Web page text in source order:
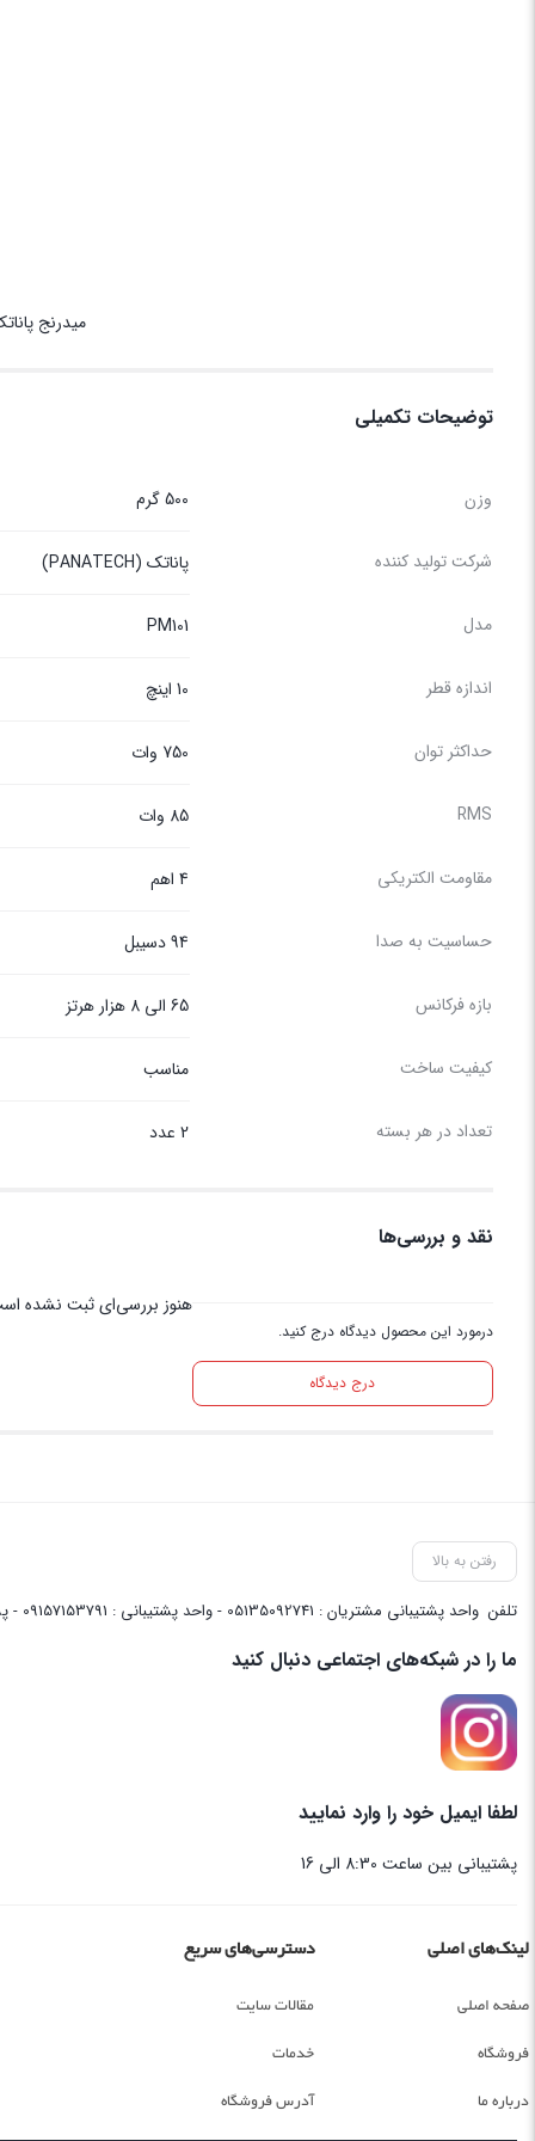
میدرنج
توضیحات تکمیلی
وزن 500 گرم
شرکت تولید کننده پاناتک (PANATECH)
مدل PM101
اندازه قطر 10 اینچ
حداکثر توان 750 وات
RMS 85 وات
مقاومت الکتریکی 4 اهم
حساسیت به صدا 94 دسیبل
بازه فرکانس 65 الی 8 هزار هرتز
کیفیت ساخت مناسب
تعداد در هر بسته 2 عدد
نقد و بررسی‌ها
درمورد این محصول دیدگاه درج کنید.
درج دیدگاه
هنوز بررسی‌ای ثبت نشده
رفتن به بالا
تلفن واحد پشتیبانی مشتریان : 05135092741 - واحد پشتیبانی : 09157153791 - پشتیبانی واحد فنی سایت : 09058048656
ما را در شبکه‌های اجتماعی دنبال کنید
لطفا ایمیل خود را وارد نمایید
پشتیبانی بین ساعت 8:30 الی 16
لینک‌های اصلی
صفحه اصلی
فروشگاه
درباره ما
دسترسی‌های سریع
مقالات سایت
خدمات
آدرس فروشگاه